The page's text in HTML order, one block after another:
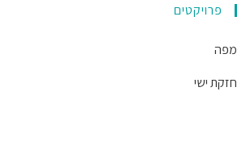
פרויקטים
מפה
חזקת ישי